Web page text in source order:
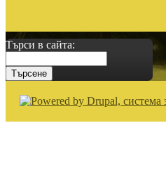
Търси в сайта: